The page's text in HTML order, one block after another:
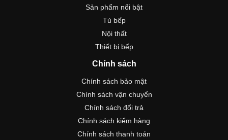
Sản phẩm nổi bật
Tủ bếp
Nội thất
Thiết bị bếp
Chính sách
Chính sách bảo mật
Chính sách vận chuyển
Chính sách đổi trả
Chính sách kiểm hàng
Chính sách thanh toán